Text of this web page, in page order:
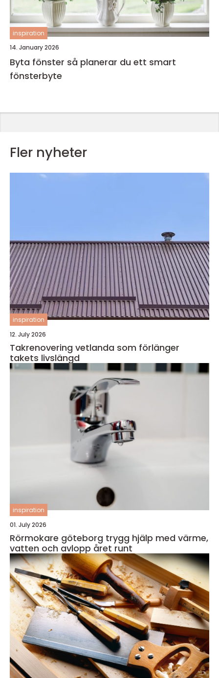
inspiration
14. January 2026
Byta fönster så planerar du ett smart
fönsterbyte
Fler nyheter
inspiration
12. July 2026
Takrenovering vetlanda som förlänger
takets livslängd
inspiration
01. July 2026
Rörmokare göteborg trygg hjälp med värme,
vatten och avlopp året runt